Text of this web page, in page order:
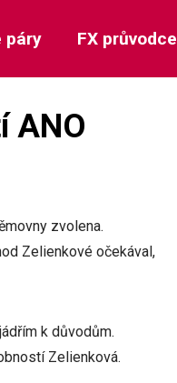
páry FX průvodce
ANO
zvolena.
Zelienkové očekával,
k důvodům.
Zelienková.